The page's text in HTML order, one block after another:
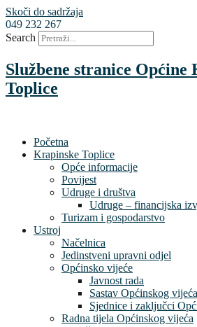
Skoči do sadržaja
049 232 267
Search
Službene stranice Općine
Toplice
Početna
Krapinske Toplice
Opće informacije
Povijest
Udruge i društva
Udruge – financijska
Turizam i gospodarstvo
Ustroj
Načelnica
Jedinstveni upravni odjel
Općinsko vijeće
Javnost rada
Sastav Općinskog vijeća
Sjednice i zaključci
Radna tijela Općinskog vijeća